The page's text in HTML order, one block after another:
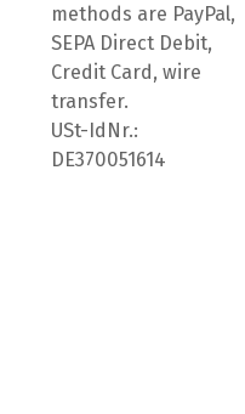
methods are PayPal,
SEPA Direct Debit,
Credit Card, wire
transfer.
USt-IdNr.:
DE370051614